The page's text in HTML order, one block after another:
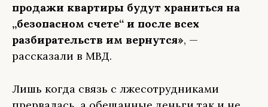
продажи квартиры будут храниться на
„безопасном счете“ и после всех
разбирательств им вернутся», —
рассказали в МВД.
Лишь когда связь с лжесотрудниками